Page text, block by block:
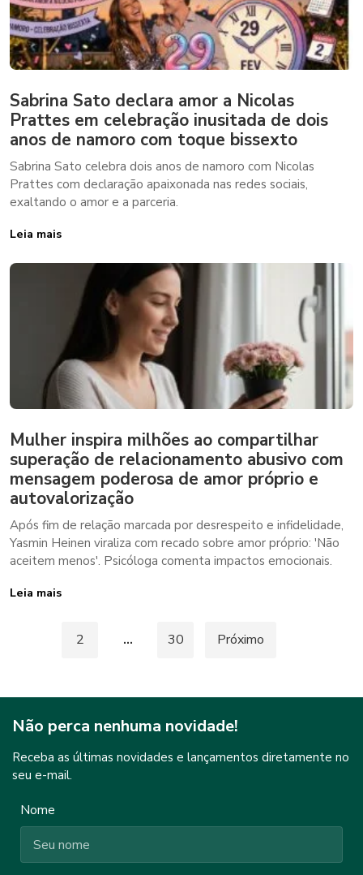
Sabrina Sato declara amor a Nicolas
Prattes em celebração inusitada de dois
anos de namoro com toque bissexto
Sabrina Sato celebra dois anos de namoro com Nicolas
Prattes com declaração apaixonada nas redes sociais,
exaltando o amor e a parceria.
Leia mais
Mulher inspira milhões ao compartilhar
superação de relacionamento abusivo com
mensagem poderosa de amor próprio e
autovalorização
Após fim de relação marcada por desrespeito e infidelidade,
Yasmin Heinen viraliza com recado sobre amor próprio: 'Não
aceitem menos'. Psicóloga comenta impactos emocionais.
Leia mais
Paginação
2 … 30 Próximo
Não perca nenhuma novidade!
Receba as últimas novidades e lançamentos diretamente no
seu e-mail.
Nome